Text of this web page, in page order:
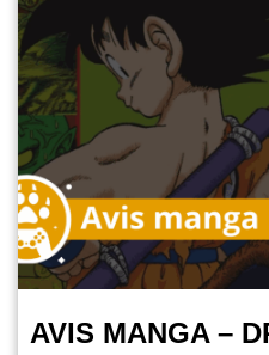
AVIS MANGA –